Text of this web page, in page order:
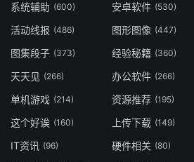
系统辅助 (600) 安卓软件 (530)
活动线报 (486) 图形图像 (447)
图集段子 (373) 经验秘籍 (360)
天天见 (266) 办公软件 (266)
单机游戏 (214) 资源推荐 (195)
这个好诶 (160) 上传下载 (149)
IT资讯 (96) 硬件相关 (80)